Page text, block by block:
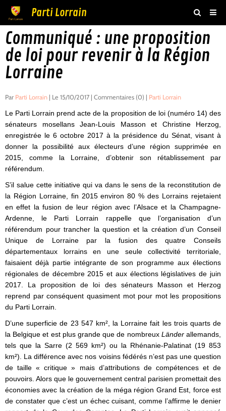
Parti Lorrain
Accueil
Actualités
Agenda
Boutique
Vidéos
Livre d'or
Adhésion
Communiqué : une proposition
de loi pour revenir à la Région
Lorraine
Par Parti Lorrain | Le 15/10/2017 | Commentaires (0) | Parti Lorrain
Le Parti Lorrain prend acte de la proposition de loi (numéro 14) des
sénateurs mosellans Jean-Louis Masson et Christine Herzog,
enregistrée le 6 octobre 2017 à la présidence du Sénat, visant à
donner la possibilité aux électeurs d’une région supprimée en
2015, comme la Lorraine, d’obtenir son rétablissement par
référendum.
S’il salue cette initiative qui va dans le sens de la reconstitution de
la Région Lorraine, fin 2015 environ 80 % des Lorrains rejetaient
en effet la fusion de leur région avec l’Alsace et la Champagne-
Ardenne, le Parti Lorrain rappelle que l’organisation d’un
référendum pour trancher la question et la création d’un Conseil
Unique de Lorraine par la fusion des quatre Conseils
départementaux lorrains en une seule collectivité territoriale,
faisaient déjà partie intégrante de son programme aux élections
régionales de décembre 2015 et aux élections législatives de juin
2017. La proposition de loi des sénateurs Masson et Herzog
reprend par conséquent quasiment mot pour mot les propositions
du Parti Lorrain.
D’une superficie de 23 547 km², la Lorraine fait les trois quarts de
la Belgique et est plus grande que de nombreux Länderallemands,
tels que la Sarre (2 569 km²) ou la Rhénanie-Palatinat (19 853
km²). La différence avec nos voisins fédérés n’est pas une question
de taille « critique » mais d’attributions de compétences et de
pouvoirs. Alors que le gouvernement central parisien promettait des
économies avec la création de la méga région Grand Est, force est
de constater que c’est un échec cuisant, comme l’affirme le denier